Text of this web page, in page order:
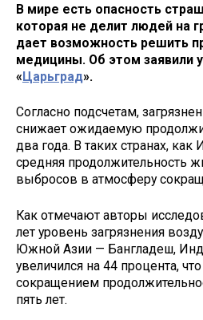
В мире есть опасность
которая не делит людей на
дает возможность решить
медицины. Об этом заявили
«Царьград».
Согласно подсчетам,
снижает ожидаемую
два года. В таких странах,
средняя продолжительность
выбросов в атмосферу
Как отмечают авторы
лет уровень загрязнения
Южной Азии — Бангладеш,
увеличился на 44 процента,
сокращением
пять лет.